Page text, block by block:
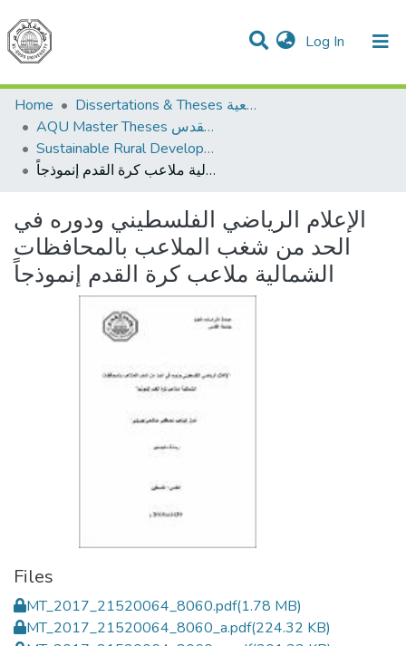
Log In (current)
Communities & Collections
All of DSpace
Home
Dissertations & Theses الرسائل الجامعية
AQU Master Theses الرسائل الجامعية الخاصة بجامعة القدس
Sustainable Rural Development التنمية الريفية المستدامة
الإعلام الرياضي الفلسطيني ودوره في الحد من شغب الملاعب بالمحافظات الشمالية ملاعب كرة القدم إنموذجاً
الإعلام الرياضي الفلسطيني ودوره في
الحد من شغب الملاعب بالمحافظات
الشمالية ملاعب كرة القدم إنموذجاً
Files
MT_2017_21520064_8060.pdf(1.78 MB)
MT_2017_21520064_8060_a.pdf(224.32 KB)